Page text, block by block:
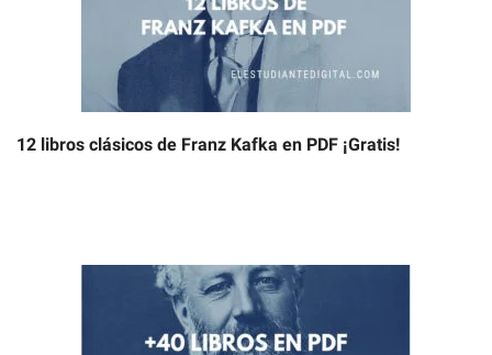
12 libros clásicos de Franz Kafka en PDF ¡Gratis!